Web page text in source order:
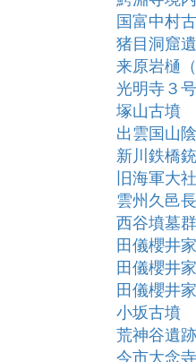
国富中村
猪目洞窟
来原岩樋
光明寺３
塚山古墳
出雲国山
新川鉄橋
旧海軍大
雲州久邑
西谷墳墓群
田儀櫻井
田儀櫻井
田儀櫻井
小坂古墳
荒神谷遺跡
今市大念